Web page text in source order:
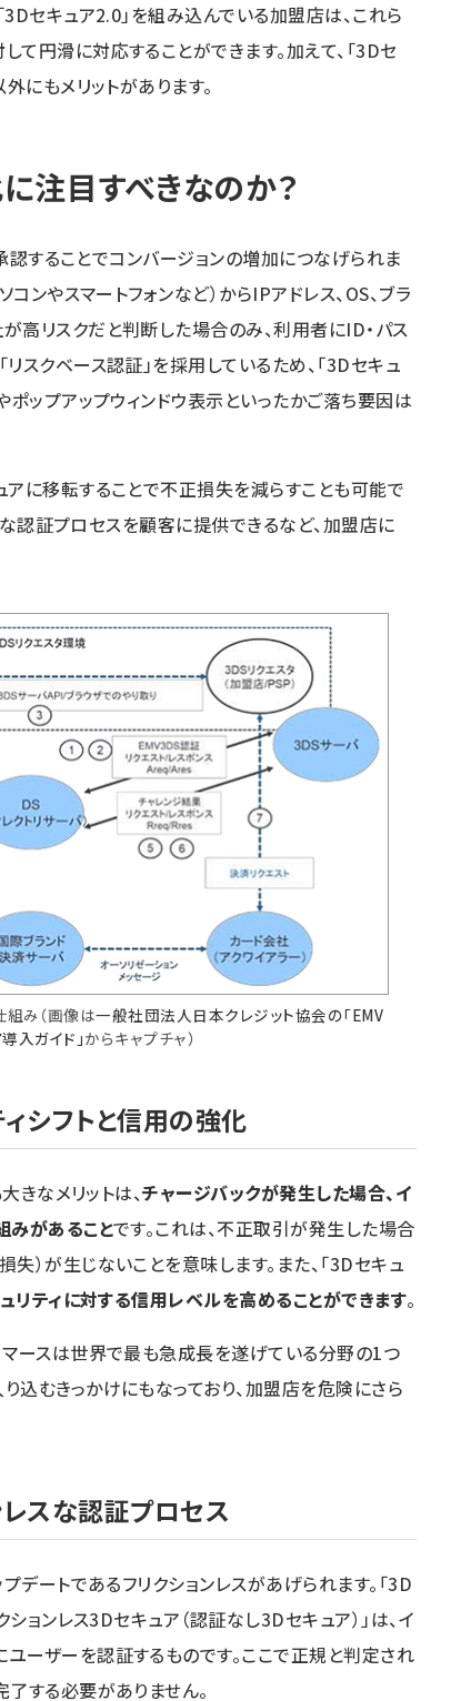
セキュア2.0」を組み込んでいる加盟店は、これら
円滑に対応することができます。加えて、「3Dセ
にもメリットがあります。
注目すべきなのか？
認することでコンバージョンの増加につなげられま
コンやスマートフォンなど）からIPアドレス、OS、ブラ
高リスクだと判断した場合のみ、利用者にID・パス
スクベース認証」を採用しているため、「3Dセキュ
ップアップウィンドウ表示といったかご落ち要因は
アに移転することで不正損失を減らすことも可能で
な認証プロセスを顧客に提供できるなど、加盟店に
組み（画像は一般社団法人日本クレジット協会の「EMV
入ガイド」からキャプチャ）
ィシフトと信用の強化
きなメリットは、チャージバックが発生した場合、イ
みがあることです。これは、不正取引が発生した場合
）が生じないことを意味します。また、「3Dセキュ
リティに対する信用レベルを高めることができます。
マースは世界で最も急成長を遂げている分野の1つ
込むきっかけにもなっており、加盟店を危険にさら
レスな認証プロセス
ートであるフリクションレスがあげられます。「3D
ョンレス3Dセキュア（認証なし3Dセキュア）」は、イ
ーザーを認証するものです。ここで正規と判定され
する必要がありません。